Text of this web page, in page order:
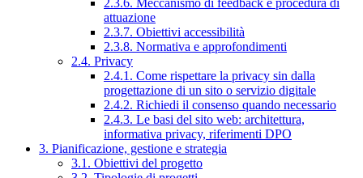
2.3.6. Meccanismo di feedback e procedura di
attuazione
2.3.7. Obiettivi accessibilità
2.3.8. Normativa e approfondimenti
2.4. Privacy
2.4.1. Come rispettare la privacy sin dalla
progettazione di un sito o servizio digitale
2.4.2. Richiedi il consenso quando necessario
2.4.3. Le basi del sito web: architettura,
informativa privacy, riferimenti DPO
3. Pianificazione, gestione e strategia
3.1. Obiettivi del progetto